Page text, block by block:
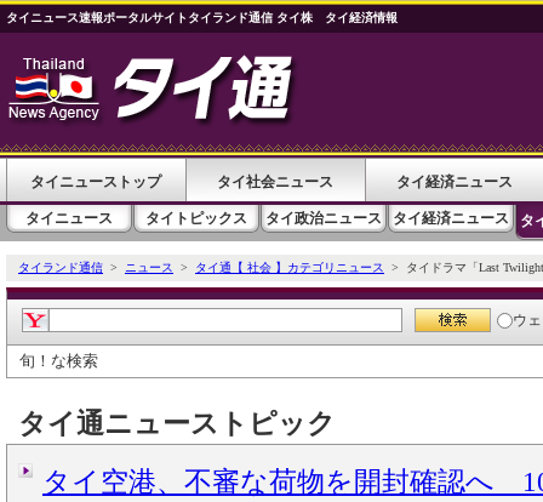
タイニュース速報ポータルサイトタイランド通信 タイ株 タイ経済情報
タイニューストップ タイ社会ニュース タイ経済ニュース
タイニュース タイトピックス タイ政治ニュース タイ経済ニュース タ
タイランド通信 > ニュース > タイ通【 社会 】カテゴリニュース > タイドラマ「Last
ウ
旬！な検索
タイ通ニューストピック
タイ空港、不審な荷物を開封確認へ